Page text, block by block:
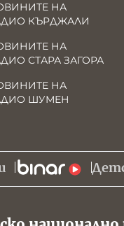
НА
КЪРДЖАЛИ
НА
СТАРА ЗАГОРА
НА
ШУМЕН